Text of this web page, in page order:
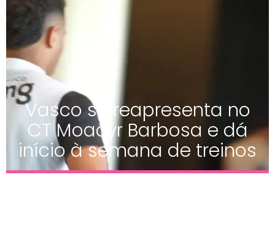
Vasco se reapresenta no
CT Moacyr Barbosa e dá
início à semana de treinos